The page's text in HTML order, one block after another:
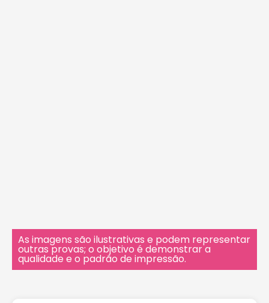
As imagens são ilustrativas e podem representar
outras provas; o objetivo é demonstrar a
qualidade e o padrão de impressão.